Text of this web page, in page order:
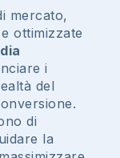
mercato,
ottimizzate
i
del
di
la